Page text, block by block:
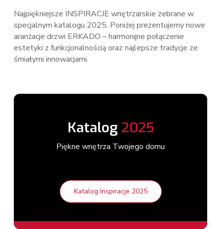
Najpiękniejsze INSPIRACJE wnętrzarskie zebrane w
specjalnym katalogu 2025. Poniżej prezentujemy nowe
aranżacje drzwi ERKADO – harmonijne połączenie
estetyki z funkcjonalnością oraz najlepsze tradycje ze
śmiałymi innowacjami.
Katalog 2025
Piękne wnętrza Twojego domu
Katalog Inspiracje 2025